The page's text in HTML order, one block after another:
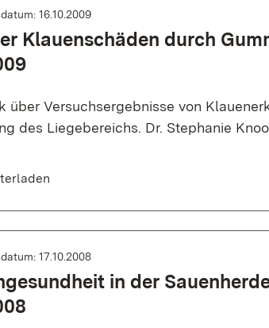
16.10.2009
Klauenschäden durch
über Versuchsergebnisse von
des Liegebereichs. Dr. Stephanie
17.10.2008
in der